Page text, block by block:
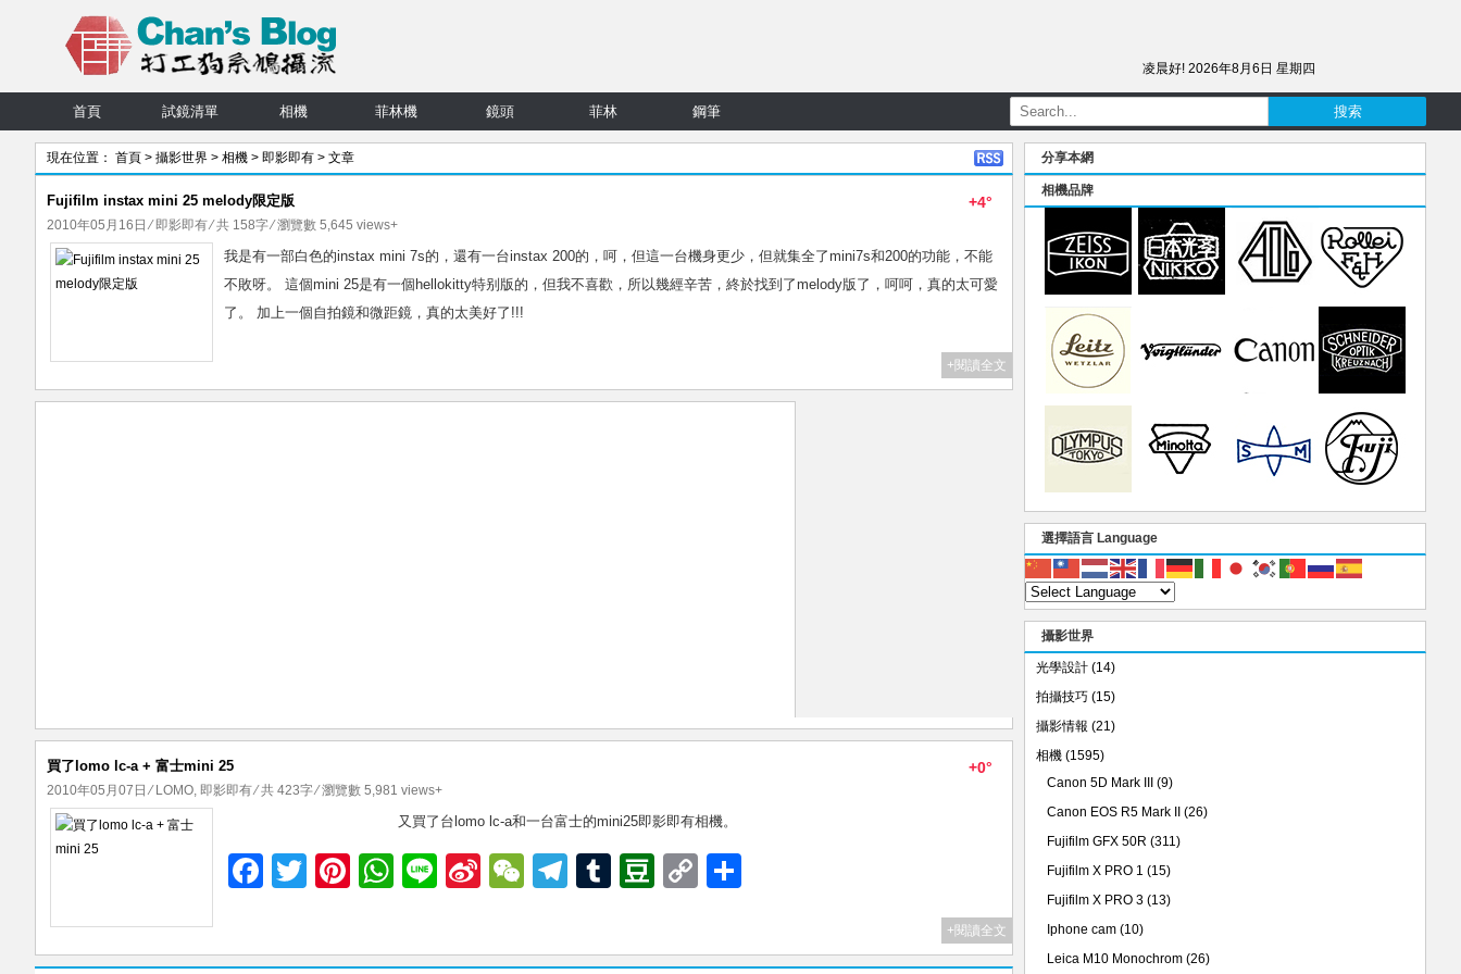
凌晨好! 2026年8月6日 星期四
首頁 試鏡清單 相機 菲林機 鏡頭 菲林 鋼筆
現在位置： 首頁 > 攝影世界 > 相機 > 即影即有 > 文章
+4°
Fujifilm instax mini 25 melody限定版
2010年05月16日 ⁄即影即有⁄ 共 158字 ⁄ 瀏覽數 5,645 views+
我是有一部白色的instax mini 7s的，還有一台instax 200的，呵，但這一台機身更少，但就集全了mini7s和200的功能，不能
不敗呀。 這個mini 25是有一個hellokitty特别版的，但我不喜歡，所以幾經辛苦，終於找到了melody版了，呵呵，真的太可愛
了。 加上一個自拍鏡和微距鏡，真的太美好了!!!
+閱讀全文
+0°
買了lomo lc-a + 富士mini 25
2010年05月07日 ⁄ LOMO, 即影即有⁄ 共 423字 ⁄ 瀏覽數 5,981 views+
又買了台lomo lc-a和一台富士的mini25即影即有相機。
F
T
Pi
W Li
Si
W
T
T
D
C
+閱讀全文
分享本網
相機品牌
選擇語言 Language
攝影世界
光學設計 (14)
拍攝技巧 (15)
攝影情報 (21)
相機 (1595)
Canon 5D Mark III
(9)
Canon EOS R5 Mark II
(26)
Fujifilm GFX 50R (311)
Fujifilm X PRO 1 (15)
Fujifilm X PRO 3 (13)
Iphone cam (10)
Leica M10 Monochrom (26)